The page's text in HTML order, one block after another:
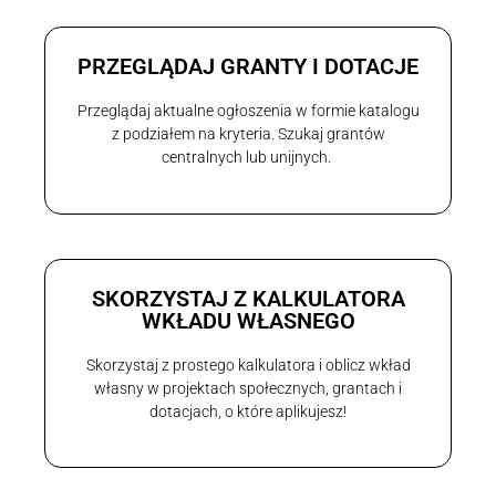
PRZEGLĄDAJ GRANTY I DOTACJE
Przeglądaj aktualne ogłoszenia w formie katalogu
z podziałem na kryteria. Szukaj grantów
centralnych lub unijnych.
SKORZYSTAJ Z KALKULATORA
WKŁADU WŁASNEGO
Skorzystaj z prostego kalkulatora i oblicz wkład
własny w projektach społecznych, grantach i
dotacjach, o które aplikujesz!